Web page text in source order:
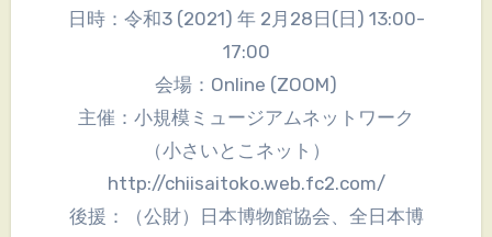
日時：令和3 (2021) 年 2月28日(日) 13:00-
17:00
会場：Online (ZOOM)
主催：小規模ミュージアムネットワーク
（小さいとこネット）
http://chiisaitoko.web.fc2.com/
後援：（公財）日本博物館協会、全日本博